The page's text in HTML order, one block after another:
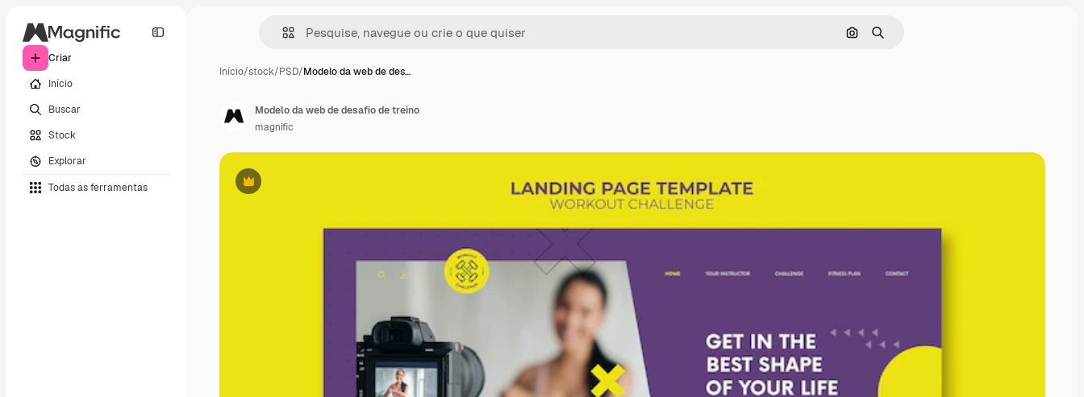
Criar
Início
Buscar
Stock
Explorar
Todas as ferramentas
Pesquisar por imagem
Buscar
Início/stock/PSD/Modelo da web de des…
Premium
Modelo da web de desafio de treino
magnific